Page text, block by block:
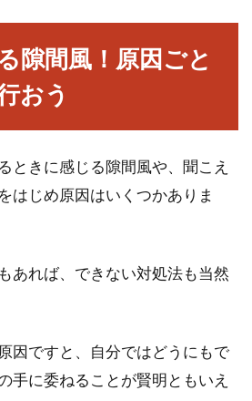
隙間風！原因ごと
おう
ときに感じる隙間風や、聞こえ
はじめ原因はいくつかありま
あれば、できない対処法も当然
因ですと、自分ではどうにもで
手に委ねることが賢明ともいえ